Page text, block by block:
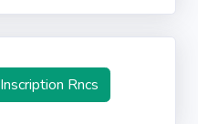
Inscription Rncs